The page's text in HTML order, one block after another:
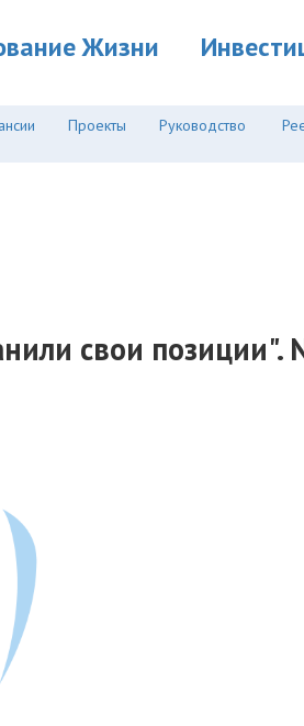
Жизни
Проекты Руководство
свои позиции".